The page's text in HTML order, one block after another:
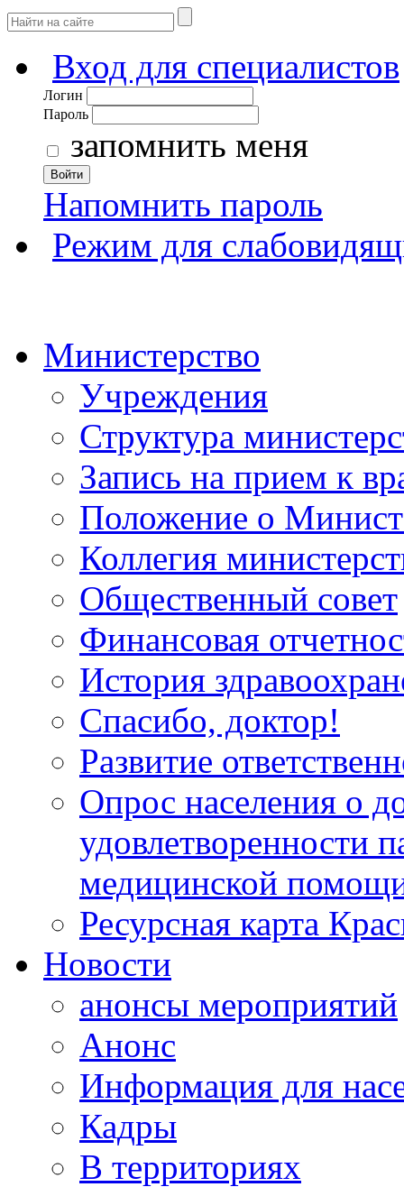
Вход для специалистов
Логин
Пароль
запомнить меня
Войти
Напомнить пароль
Режим для
Министерство
Учреждения
Структура
Запись на прием к
Положение о
Коллегия
Общественный совет
Финансовая
История
Спасибо, доктор!
Развитие
Опрос населения о
удовлетворенности
медицинской
Ресурсная карта
Новости
анонсы мероприятий
Анонс
Информация для
Кадры
В территориях